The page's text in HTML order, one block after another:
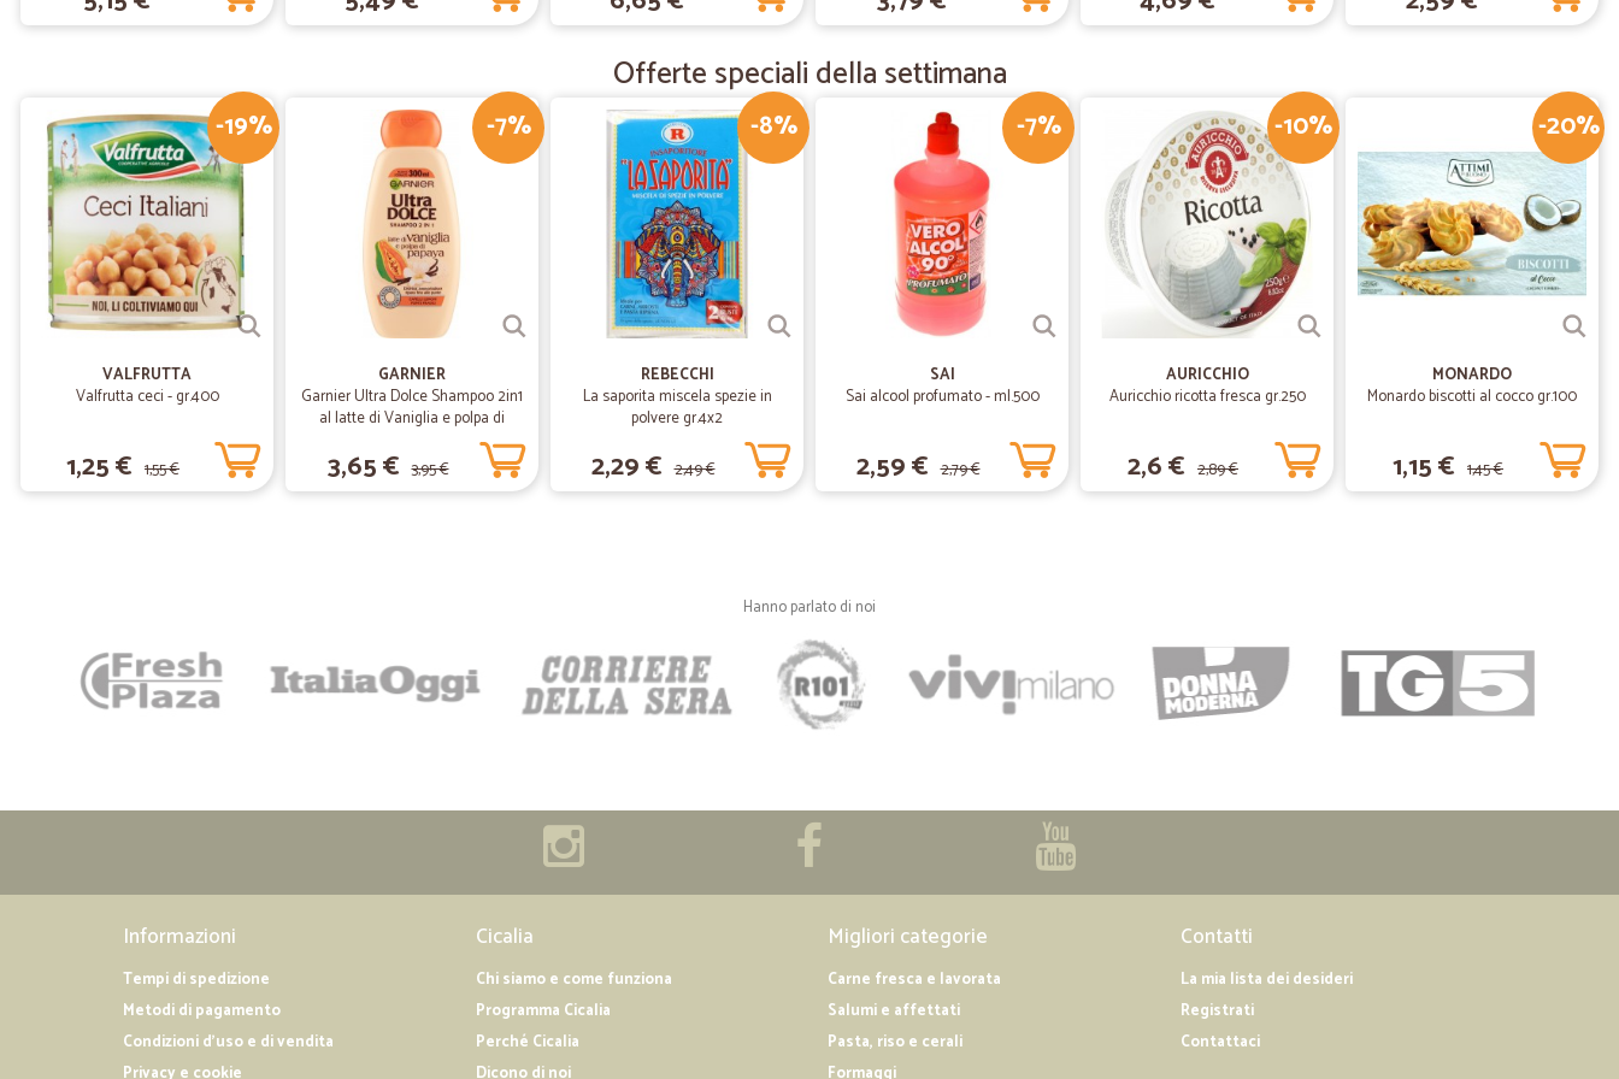
19/12/2019
Fulvio C.
Ho acquistato beni difficili da reperire. Ricevuti velocemente e senza problemi.
23/01/2019
Cinzia R.
Velocissimi nella spedizione ed…
Velocissimi nella spedizione ed imballaggio super curato!
Offerte speciali della settimana
-19%
VALFRUTTA
Valfrutta ceci - gr.400
1,25 € 1,55 €
-7%
GARNIER
Garnier Ultra Dolce Shampoo 2in1
al latte di Vaniglia e polpa di
Papaya per capelli lunghi, 300 ml.
3,65 € 3,95 €
-8%
REBECCHI
La saporita miscela spezie in
polvere gr.4x2
2,29 € 2,49 €
-7%
SAI
Sai alcool profumato - ml.500
2,59 € 2,79 €
-10%
AURICCHIO
Auricchio ricotta fresca gr.250
2,6 € 2,89 €
-20%
MONARDO
Monardo biscotti al cocco gr.100
1,15 € 1,45 €
Hanno parlato di noi
Informazioni
Tempi di spedizione
Metodi di pagamento
Condizioni d'uso e di vendita
Privacy e cookie
Cicalia
Chi siamo e come funziona
Programma Cicalia
Perché Cicalia
Dicono di noi
Migliori categorie
Carne fresca e lavorata
Salumi e affettati
Pasta, riso e cerali
Formaggi
Contatti
La mia lista dei desideri
Registrati
Contattaci